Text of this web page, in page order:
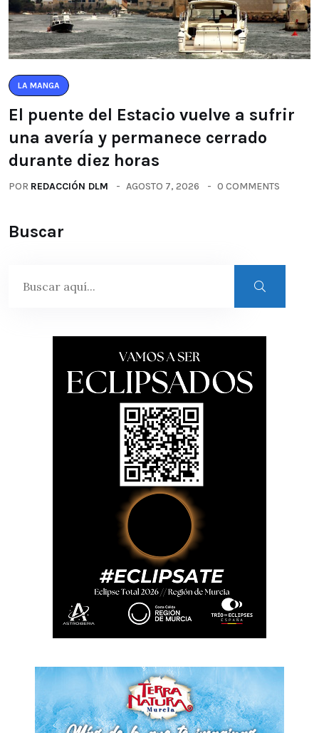
LA MANGA
El puente del Estacio vuelve a sufrir
una avería y permanece cerrado
durante diez horas
POR REDACCIÓN DLM AGOSTO 7, 2026 0 COMMENTS
Buscar